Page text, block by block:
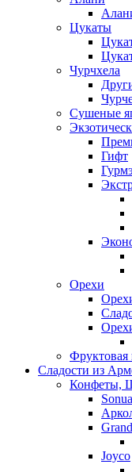
Цукаты
Чурчхела
Сушеные
Гифт
Орехи
Фруктовая
Сладости из
Конфеты,
Joyco